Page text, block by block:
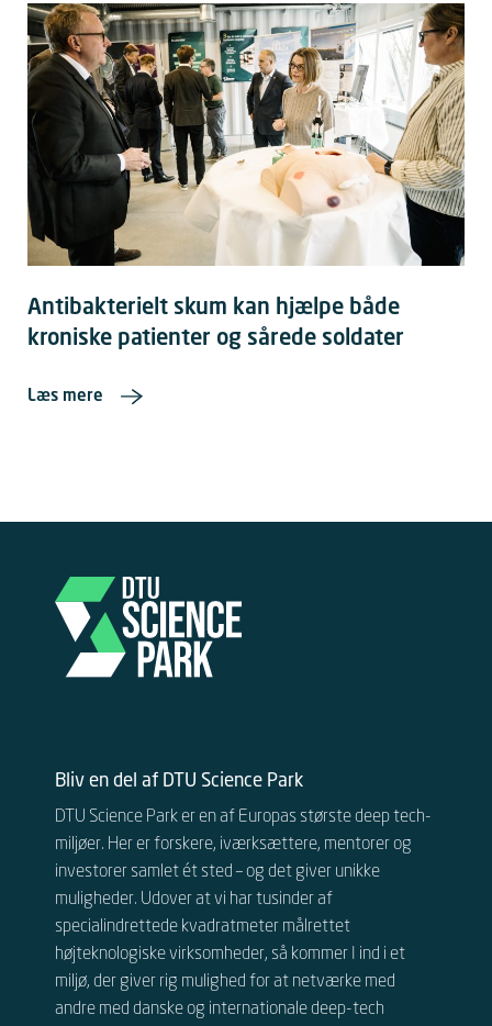
Antibakterielt skum kan hjælpe både
kroniske patienter og sårede soldater
Læs mere
Bliv en del af DTU Science Park
DTU Science Park er en af Europas største deep tech-
miljøer. Her er forskere, iværksættere, mentorer og
investorer samlet ét sted – og det giver unikke
muligheder. Udover at vi har tusinder af
specialindrettede kvadratmeter målrettet
højteknologiske virksomheder, så kommer I ind i et
miljø, der giver rig mulighed for at netværke med
andre med danske og internationaledeep-tech